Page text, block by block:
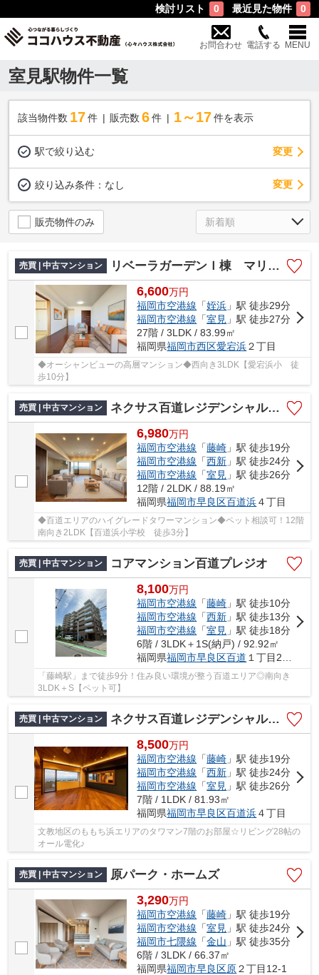
検討リスト 0 最近見た物件 0
お問合わせ 電話する MENU
室見駅物件一覧
該当物件数 17件 販売数 6 件 1～17 件を表示
駅で絞り込む 変更
絞り込み条件： なし 変更
販売物件のみ
売買 | 中古マンション リベーラガーデンＩ棟 マリナタワー
6,600万円
福岡市空港線 「姪浜 」駅 徒歩29分
福岡市空港線 「室見 」駅 徒歩27分
27階 / 3LDK / 83.99㎡
福岡県福岡市西区愛宕浜２丁目
◆オーシャンビューの高層マンション◆西向き3LDK【愛宕浜小 徒
歩10分】
売買 | 中古マンション ネクサス百道レジデンシャルタワー
6,980万円
福岡市空港線 「藤崎 」駅 徒歩19分
福岡市空港線 「西新 」駅 徒歩24分
福岡市空港線 「室見 」駅 徒歩26分
12階 / 2LDK / 88.19㎡
福岡県福岡市早良区百道浜４丁目
◆百道エリアのハイグレードタワーマンション◆ペット相談可！12階
南向き2LDK【百道浜小学校 徒歩3分】
売買 | 中古マンション コアマンション百道プレジオ
8,100万円
福岡市空港線 「藤崎 」駅 徒歩10分
福岡市空港線 「西新 」駅 徒歩13分
福岡市空港線 「室見 」駅 徒歩18分
6階 / 3LDK＋1S(納戸) / 92.92㎡
福岡県福岡市早良区百道 １丁目25-42
「藤崎駅」まで徒歩9分！住み良い環境が整う百道エリア◎南向き
3LDK＋S【ペット可】
売買 | 中古マンション ネクサス百道レジデンシャルタワー
8,500万円
福岡市空港線 「藤崎 」駅 徒歩19分
福岡市空港線 「西新 」駅 徒歩24分
福岡市空港線 「室見 」駅 徒歩26分
7階 / 1LDK / 81.93㎡
福岡県福岡市早良区百道浜４丁目
文教地区のももち浜エリアのタワマン7階のお部屋☆リビング28帖の
オール電化♪
売買 | 中古マンション 原パーク・ホームズ
3,290万円
福岡市空港線 「藤崎 」駅 徒歩19分
福岡市空港線 「室見 」駅 徒歩24分
福岡市七隈線 「金山 」駅 徒歩35分
6階 / 3LDK / 66.37㎡
福岡県福岡市早良区原２丁目12-1